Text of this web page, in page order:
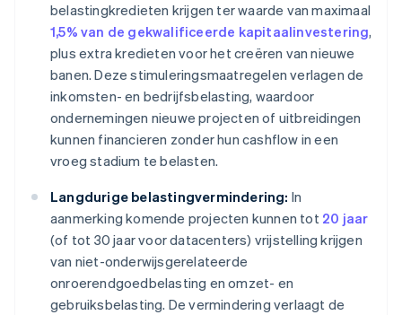
belastingkredieten krijgen ter waarde van maximaal
1,5% van de gekwalificeerde kapitaalinvestering,
plus extra kredieten voor het creëren van nieuwe
banen. Deze stimuleringsmaatregelen verlagen de
inkomsten- en bedrijfsbelasting, waardoor
ondernemingen nieuwe projecten of uitbreidingen
kunnen financieren zonder hun cashflow in een
vroeg stadium te belasten.
Langdurige belastingvermindering: In
aanmerking komende projecten kunnen tot 20 jaar
(of tot 30 jaar voor datacenters) vrijstelling krijgen
van niet-onderwijsgerelateerde
onroerendgoedbelasting en omzet- en
gebruiksbelasting. De vermindering verlaagt de